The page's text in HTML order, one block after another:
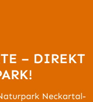
– DIREKT
Neckartal-